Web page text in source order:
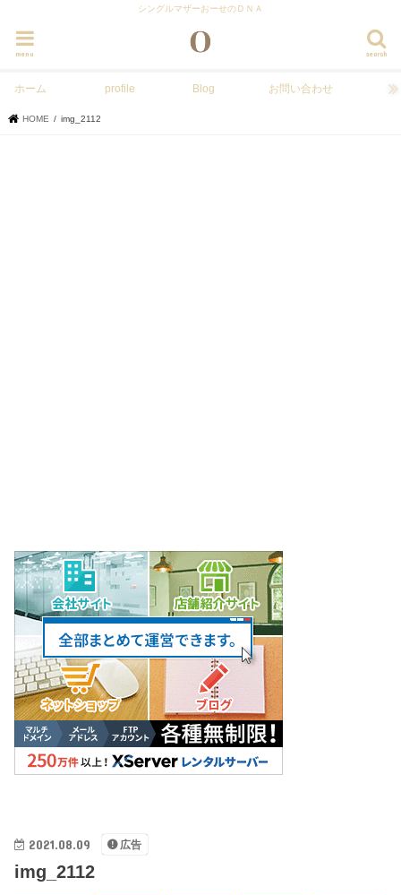
シングルマザーおーせのＤＮＡ
search
menu
ホーム profile Blog お問い合わせ
HOME img_2112
2021.08.09 広告
img_2112